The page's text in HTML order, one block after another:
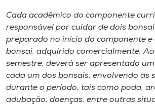
Museu
Unoesc
Store
Cada acadêmico do componente
responsável por cuidar de dois
preparado no início do componente
bonsai, adquirido comercialmente.
semestre, deverá ser apresentado
cada um dos bonsais, envolvendo as
durante o período, tais como poda,
adubação, doenças, entre outras